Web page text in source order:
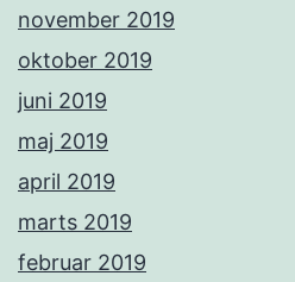
november 2019
oktober 2019
juni 2019
maj 2019
april 2019
marts 2019
februar 2019